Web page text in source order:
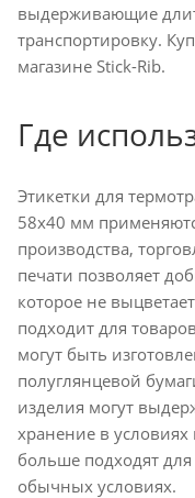
выдерживающие
транспортировку.
магазине Stick-Rib.
Где
Этикетки для
58x40 мм
производства,
печати позволяет
которое не
подходит для
могут быть
полуглянцевой
изделия могут
хранение в
больше подходят
обычных условиях.